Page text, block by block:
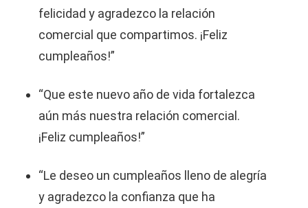
felicidad y agradezco la relación
comercial que compartimos. ¡Feliz
cumpleaños!”
“Que este nuevo año de vida fortalezca
aún más nuestra relación comercial.
¡Feliz cumpleaños!”
“Le deseo un cumpleaños lleno de alegría
y agradezco la confianza que ha